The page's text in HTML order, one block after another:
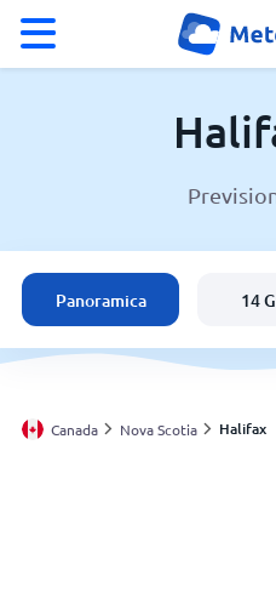
Canada
Italia
Svizzera
Panoramica 14
Canada Nova Scotia Halifax